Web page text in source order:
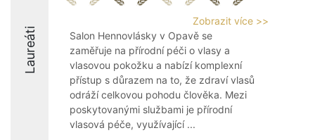
Laureáti
Zobrazit více >>
Salon Hennovlásky v Opavě se
zaměřuje na přírodní péči o vlasy a
vlasovou pokožku a nabízí komplexní
přístup s důrazem na to, že zdraví vlasů
odráží celkovou pohodu člověka. Mezi
poskytovanými službami je přírodní
vlasová péče, využívající ...